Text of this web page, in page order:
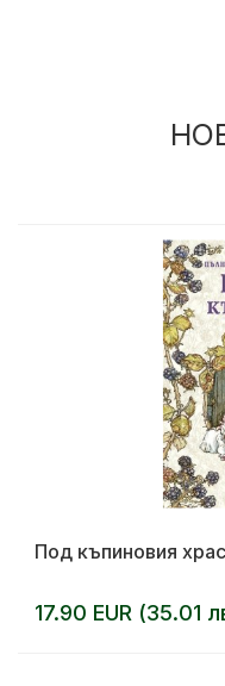
Под къпиновия
17.90 EUR (35.01